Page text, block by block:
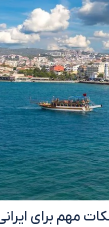
مهم برای